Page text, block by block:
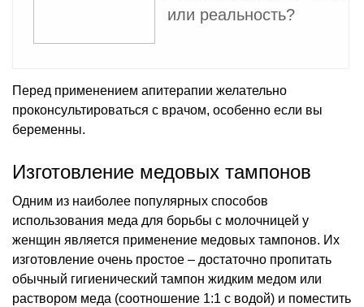
или реальность?
Перед применением апитерапии желательно
проконсультироваться с врачом, особенно если вы
беременны.
Изготовление медовых тампонов
Одним из наиболее популярных способов
использования меда для борьбы с молочницей у
женщин является применение медовых тампонов. Их
изготовление очень простое – достаточно пропитать
обычный гигиенический тампон жидким медом или
раствором меда (соотношение 1:1 с водой) и поместить